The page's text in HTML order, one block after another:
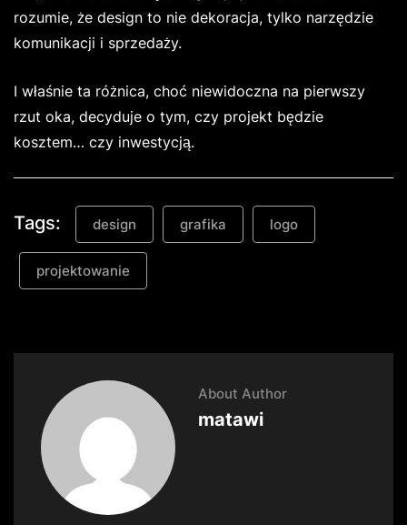
rozumie, że design to nie dekoracja, tylko narzędzie
komunikacji i sprzedaży.
I właśnie ta różnica, choć niewidoczna na pierwszy
rzut oka, decyduje o tym, czy projekt będzie
kosztem… czy inwestycją.
Tags: design grafika logo
projektowanie
About Author
matawi